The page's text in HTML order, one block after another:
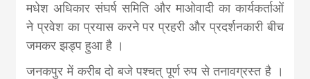
मधेश अधिकार संघर्ष समिति और माओवादी का कार्यकर्ताओं
ने प्रवेश का प्रयास करने पर प्रहरी और प्रदर्शनकारी बीच
जमकर झड्प हुआ है ।
जनकपुर में करीब दो बजे पश्चत् पूर्ण रुप से तनावग्रस्त है ।